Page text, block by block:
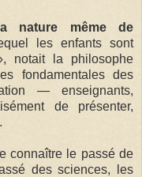
nature même de
les enfants sont
notait la philosophe
fondamentales des
— enseignants,
de présenter,
connaître le passé de
des sciences, les